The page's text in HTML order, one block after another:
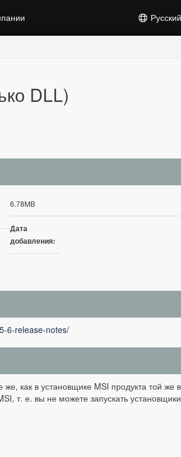
Русский
DLL)
6.78MB
Дата
добавления:
6-release-notes/
как в установщике MSI продукта той же
т. е. вы не можете запускать